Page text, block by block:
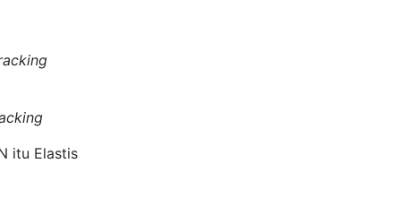
itu Elastis